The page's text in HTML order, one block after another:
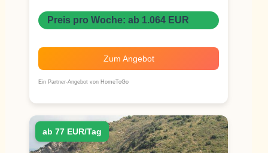
Preis pro Woche: ab 1.064 EUR
Zum Angebot
Ein Partner-Angebot von HomeToGo
ab 77 EUR/Tag